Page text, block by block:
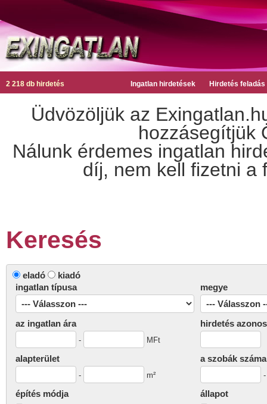
2 218 db hirdetés Ingatlan hirdetések Hirdetés feladás
Üdvözöljük az
hozzásegítjük
Nálunk érdemes ingatlan
díj, nem kell fizetni a
Keresés
eladó
kiadó
ingatlan típusa
megye
az ingatlan ára
- MFt
hirdetés
alapterület
- m²
a szobák száma
építés módja állapot